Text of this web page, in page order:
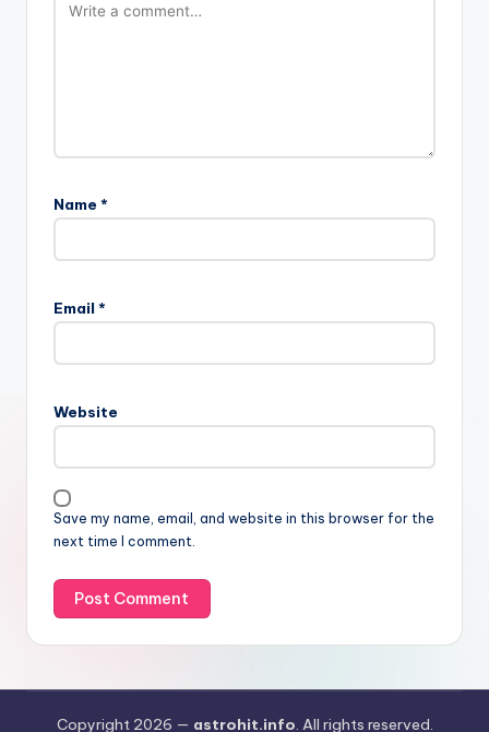
Name *
Email *
Website
Save my name, email, and website in this browser for the
next time I comment.
Copyright 2026 — astrohit.info. All rights reserved.